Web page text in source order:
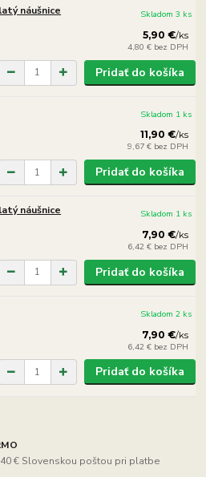
náušnice
5,90 €/ks
4,80 € bez DPH
Skladom 3 ks
Pridať do košíka
11,90 €/ks
9,67 € bez DPH
Skladom 1 ks
Pridať do košíka
náušnice
7,90 €/ks
6,42 € bez DPH
Skladom 1 ks
Pridať do košíka
7,90 €/ks
6,42 € bez DPH
Skladom 2 ks
Pridať do košíka
€ Slovenskou poštou pri platbe